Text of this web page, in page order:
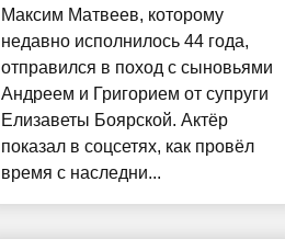
Максим Матвеев, которому
недавно исполнилось 44 года,
отправился в поход с сыновьями
Андреем и Григорием от супруги
Елизаветы Боярской. Актёр
показал в соцсетях, как провёл
время с наследни...